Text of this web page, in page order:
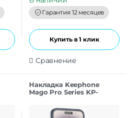
o
f
5
Гарантия 12 месяцев
Купить в 1 клик
Сравнение
Накладка Keephone
Mago Pro Series KP-